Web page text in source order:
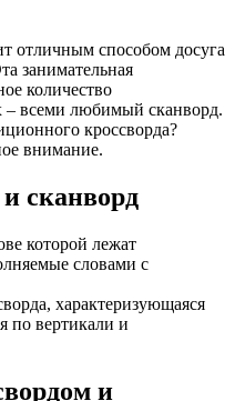
отличным способом досуга
занимательная
количество
– всеми любимый сканворд.
кроссворда?
внимание.
сканворд
которой лежат
словами с
характеризующаяся
по вертикали и
и